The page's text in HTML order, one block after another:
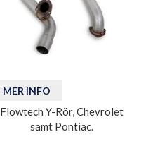
MER INFO
Flowtech Y-Rör, Chevrolet
samt Pontiac.